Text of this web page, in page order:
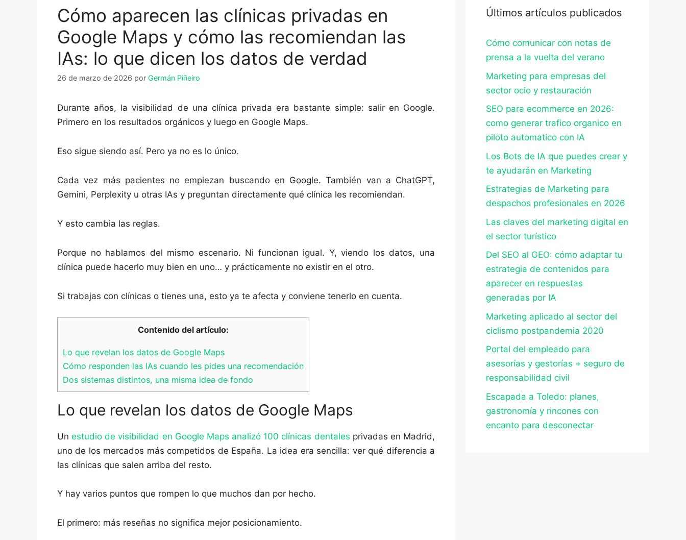
Cómo aparecen las clínicas privadas en
Google Maps y cómo las recomiendan las
IAs: lo que dicen los datos de verdad
26 de marzo de 2026 por Germán Piñeiro
Durante años, la visibilidad de una clínica privada era bastante simple: salir en Google.
Primero en los resultados orgánicos y luego en Google Maps.
Eso sigue siendo así. Pero ya no es lo único.
Cada vez más pacientes no empiezan buscando en Google. También van a ChatGPT,
Gemini, Perplexity u otras IAs y preguntan directamente qué clínica les recomiendan.
Y esto cambia las reglas.
Porque no hablamos del mismo escenario. Ni funcionan igual. Y, viendo los datos, una
clínica puede hacerlo muy bien en uno… y prácticamente no existir en el otro.
Si trabajas con clínicas o tienes una, esto ya te afecta y conviene tenerlo en cuenta.
Contenido del artículo:
Lo que revelan los datos de Google Maps
Cómo responden las IAs cuando les pides una recomendación
Dos sistemas distintos, una misma idea de fondo
Lo que revelan los datos de Google Maps
Unestudio de visibilidad en Google Maps analizó 100 clínicas dentales privadas en Madrid,
uno de los mercados más competidos de España. La idea era sencilla: ver qué diferencia a
las clínicas que salen arriba del resto.
Y hay varios puntos que rompen lo que muchos dan por hecho.
El primero: más reseñas no significa mejor posicionamiento.
Últimos artículos publicados
Cómo comunicar con notas de
prensa a la vuelta del verano
Marketing para empresas del
sector ocio y restauración
SEO para ecommerce en 2026:
como generar trafico organico en
piloto automatico con IA
Los Bots de IA que puedes crear y
te ayudarán en Marketing
Estrategias de Marketing para
despachos profesionales en 2026
Las claves del marketing digital en
el sector turístico
Del SEO al GEO: cómo adaptar tu
estrategia de contenidos para
aparecer en respuestas
generadas por IA
Marketing aplicado al sector del
ciclismo postpandemia 2020
Portal del empleado para
asesorías y gestorías + seguro de
responsabilidad civil
Escapada a Toledo: planes,
gastronomía y rincones con
encanto para desconectar